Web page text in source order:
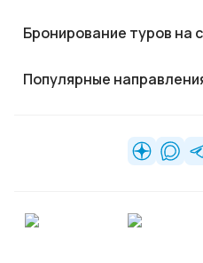
Бронирование туров на
Популярные